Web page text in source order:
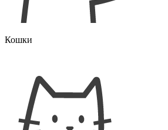
Кошки